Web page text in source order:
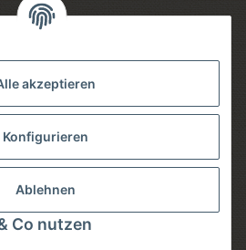
akzeptieren
Konfigurieren
Ablehnen
Co nutzen